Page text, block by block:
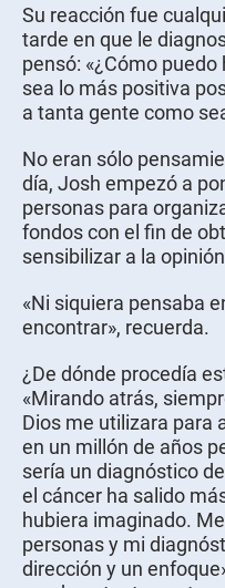
Su reacción fue
tarde en que le
pensó: «¿Cómo
sea lo más positiva
a tanta gente como
No eran sólo
día, Josh empezó a
personas para
fondos con el fin de
sensibilizar a la
«Ni siquiera pensaba
encontrar», recuerda.
¿De dónde procedía
«Mirando atrás,
Dios me utilizara para
en un millón de años
sería un diagnóstico
el cáncer ha salido
hubiera imaginado.
personas y mi
dirección y un